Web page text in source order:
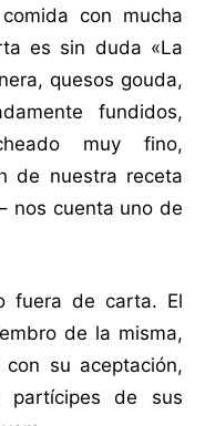
con mucha
es sin duda «La
quesos gouda,
fundidos,
muy fino,
de nuestra receta
nos cuenta uno de
fuera de carta. El
de la misma,
su aceptación,
partícipes de sus